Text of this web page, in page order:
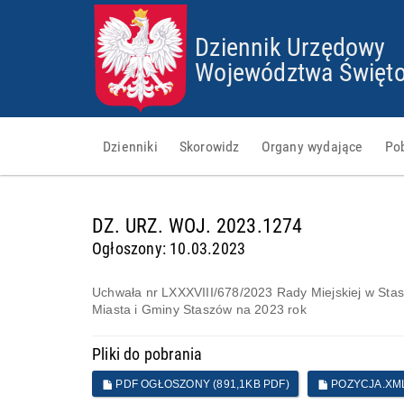
Dziennik Urzędowy
Województwa
Dzienniki Skorowidz Organy wydające
d
a
n
g
o
w
e
DZ. URZ. WOJ. 2023.1274
Ogłoszony: 10.03.2023
Uchwała nr LXXXVIII/678/2023 Rady Miejskiej w
Miasta i Gminy Staszów na 2023 rok
Pliki do pobrania
PDF OGŁOSZONY (891,1KB PDF)